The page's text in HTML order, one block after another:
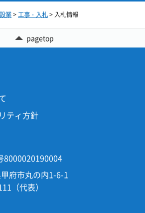
業> 工事・入札> 入札情報
pagetop
ティ方針
8000020190004
府市丸の内1-6-1
（代表）